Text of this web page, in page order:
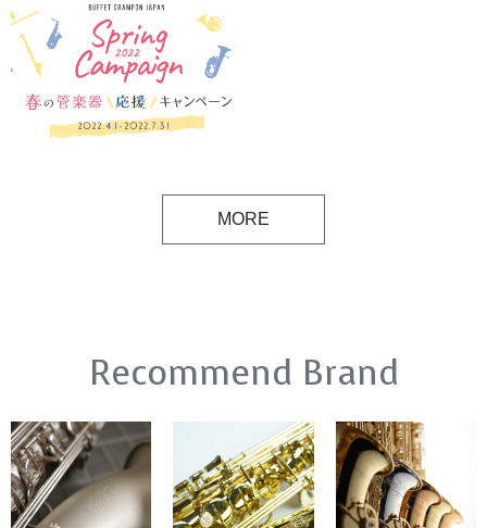
MORE
Recommend Brand